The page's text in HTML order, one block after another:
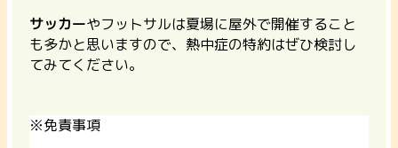
サッカーやフットサルは夏場に屋外で開催すること
も多かと思いますので、熱中症の特約はぜひ検討し
てみてください。
※免責事項